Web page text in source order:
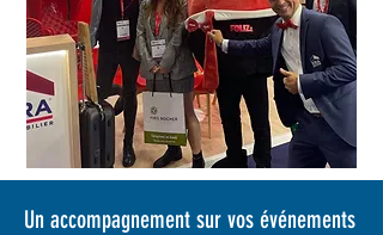
Un accompagnement sur vos événements